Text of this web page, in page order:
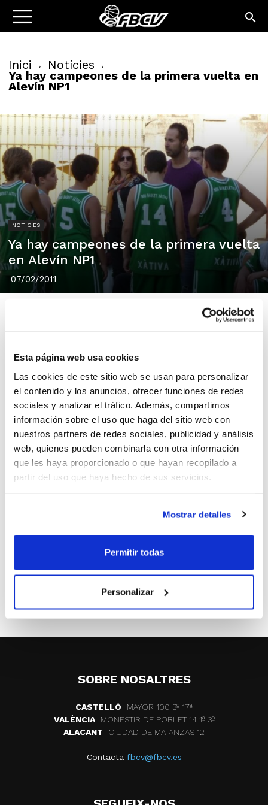
Esta página web usa cookies
Las cookies de este sitio web se usan para personalizar
el contenido y los anuncios, ofrecer funciones de redes
sociales y analizar el tráfico. Además, compartimos
información sobre el uso que haga del sitio web con
nuestros partners de redes sociales, publicidad y análisis
web, quienes pueden combinarla con otra información
que les haya proporcionado o que hayan recopilado a
partir del uso que haya hecho de sus servicios.
Mostrar detalles
Permitir todas
Personalizar
Inici Notícies
Ya hay campeones de la primera vuelta en
Alevín NP1
NOTÍCIES
Ya hay campeones de la primera vuelta
en Alevín NP1
07/02/2011
Otra competición que cierra la primera vuelta es la de
disputado la Jornada 11 de las 22 que contempla el
calendario de competición en la Fase Regular.
En categoría masculina, OAM Godellamarcha en
cabeza del grupo A, Club Nou Basket Xàtivase ha
colocado líder en el grupo B,Cyca Gandia Bàsquet 99
se ha alzado con el primer puesto en el grupo C, y
Adesaviha hecho lo propio en el grupo D.
Fundación Ruralcaixa NBF Ai
primera vuelta
SOBRE NOSALTRES
CASTELLÓ
MAYOR 100 3º 17ª
VALÈNCIA
MONESTIR DE POBLET 14 1ª 3º
ALACANT
CIUDAD DE MATANZAS 12
Contacta fbcv@fbcv.es